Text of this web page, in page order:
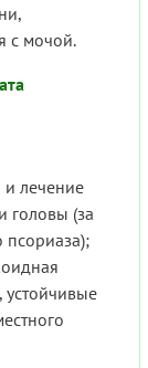
с мочой.
и лечение
головы (за
устойчивые